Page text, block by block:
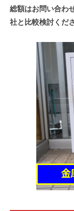
総額はお問い合わ
社と比較検討くだ